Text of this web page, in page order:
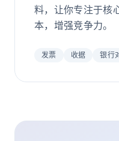
料，让你专注于核
本，增强竞争力。
发票 收据 银行